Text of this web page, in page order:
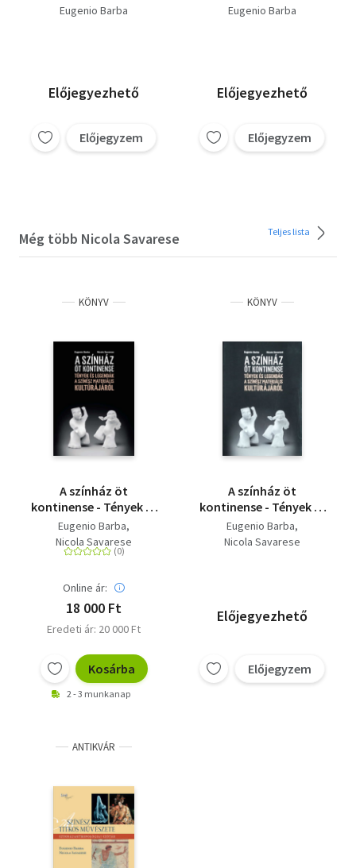
Eugenio Barba
Előjegyezhető
Előjegyzem
Eugenio Barba
Előjegyezhető
Előjegyzem
Még több Nicola Savarese Teljes lista
KÖNYV
A színház öt
kontinense - Tények és
legendák a színész
materiális kultúrájáról
Eugenio Barba
Nicola Savarese
Online ár:
18 000 Ft
Eredeti ár: 20 000 Ft
Kosárba
2 - 3 munkanap
KÖNYV
A színház öt
kontinense - Tények és
legendák a színész
materiális kultúrájáról
Eugenio Barba
Nicola Savarese
Előjegyezhető
Előjegyzem
ANTIKVÁR